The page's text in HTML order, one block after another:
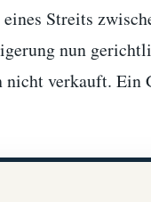
Streits
nun
verkauft. Ein